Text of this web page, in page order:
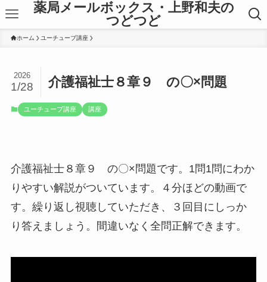
薬局メールボックス・上野和夫の
つどつど
ホーム ユーチューブ講座
介護福祉士８章９ の〇×問題
2026
1/28
ユーチューブ講座 講座
介護福祉士８章９ の〇×問題です。1問1問にわか
りやすい解説がついています。４分ほどの動画で
す。繰り返し視聴していただき、３回目にしっか
り答えましょう。間違いなく全問正解できます。